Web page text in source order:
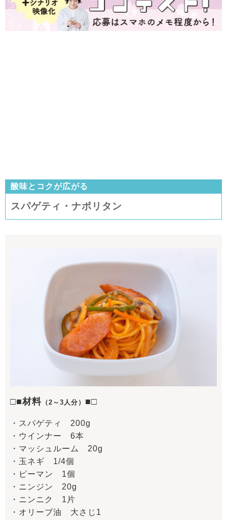
酸味とコクが広がる
スパゲティ・ナポリタン
□■材料 （2～3人分） ■□
・スパゲティ 200g
・ウインナー 6本
・マッシュルーム 20g
・玉ネギ 1/4個
・ピーマン 1個
・ニンジン 20g
・ニンニク 1片
・オリーブ油 大さじ1